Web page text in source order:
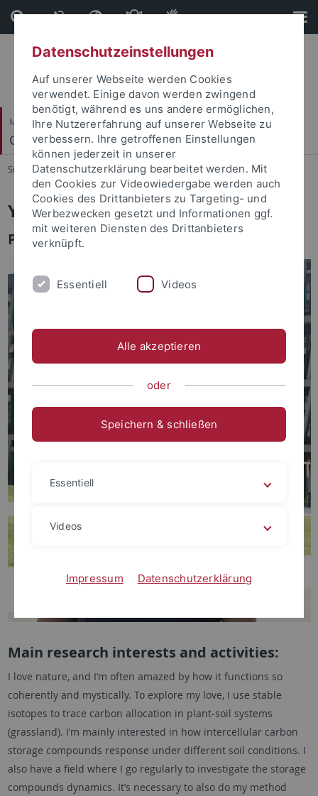
Direkt
zum
Inhalt
Direkt
zur
Fußleiste
Mathematisch-Naturwissenschaftliche Fakultät
Geosphären-Biosphären Wechselwirkungen
Sie sind hier: Startseite ... Yang Ding
Yang Ding
PhD student
Main research interests and activities:
I love nature, and I’m often amazed by how it functions so
coherently and mystically. To explore my love, I use stable
isotopes to trace carbon allocation in plant-soil systems
(grassland). I’m mainly interested in how intercellular carbon
storage compounds response under different soil conditions. I
also have a field where I go regularly to investigate the storage
compounds dynamics. It’s necessary to also do my method
Datenschutzeinstellungen
Auf unserer Webseite werden Cookies
verwendet. Einige davon werden zwingend
benötigt, während es uns andere ermöglichen,
Ihre Nutzererfahrung auf unserer Webseite zu
verbessern. Ihre getroffenen Einstellungen
können jederzeit in unserer
Datenschutzerklärung bearbeitet werden. Mit
den Cookies zur Videowiedergabe werden auch
Cookies des Drittanbieters zu Targeting- und
Werbezwecken gesetzt und Informationen ggf.
mit weiteren Diensten des Drittanbieters
verknüpft.
Essentiell Videos
Alle akzeptieren
oder
Speichern & schließen
Essentiell
Videos
Impressum Datenschutzerklärung